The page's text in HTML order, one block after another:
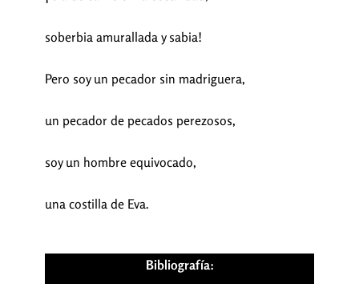
soberbia amurallada y sabia!
Pero soy un pecador sin madriguera,
un pecador de pecados perezosos,
soy un hombre equivocado,
una costilla de Eva.
Bibliografía: